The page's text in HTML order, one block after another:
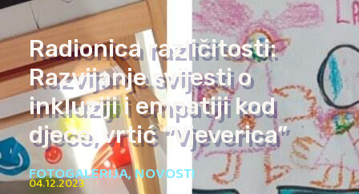
Radionica različitosti:
Razvijanje svijesti o
inkluziji i empatiji kod
djece, vrtić “Vjeverica”
FOTOGALERIJA,NOVOSTI
04.12.2023